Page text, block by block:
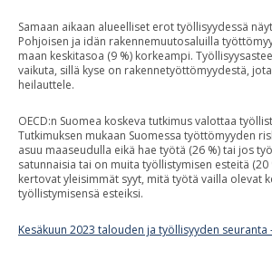
Samaan aikaan alueelliset erot työllisyydessä
Pohjoisen ja idän rakennemuutosaluilla
maan keskitasoa (9 %) korkeampi.
vaikuta, sillä kyse on rakennetyöttömyydestä,
heilauttele.
OECD:n Suomea koskeva tutkimus valottaa
Tutkimuksen mukaan Suomessa työttömyyden
asuu maaseudulla eikä hae työtä (26 %) tai jos
satunnaisia tai on muita työllistymisen esteitä (20
kertovat yleisimmät syyt, mitä työtä vailla olevat
työllistymisensä esteiksi.
Kesäkuun 2023 talouden ja työllisyyden seuranta